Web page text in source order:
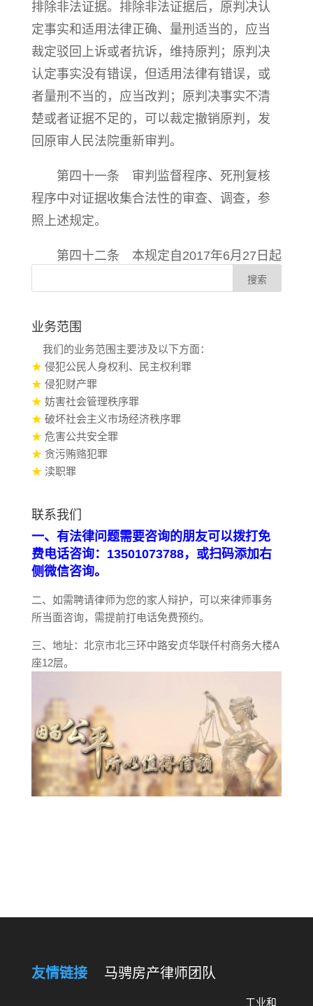
排除非法证据。排除非法证据后，原判决认
定事实和适用法律正确、量刑适当的，应当
裁定驳回上诉或者抗诉，维持原判；原判决
认定事实没有错误，但适用法律有错误，或
者量刑不当的，应当改判；原判决事实不清
楚或者证据不足的，可以裁定撤销原判，发
回原审人民法院重新审判。
第四十一条 审判监督程序、死刑复核
程序中对证据收集合法性的审查、调查，参
照上述规定。
第四十二条 本规定自2017年6月27日起
业务范围
我们的业务范围主要涉及以下方面：
★ 侵犯公民人身权利、民主权利罪
★ 侵犯财产罪
★ 妨害社会管理秩序罪
★ 破坏社会主义市场经济秩序罪
★ 危害公共安全罪
★ 贪污贿赂犯罪
★ 渎职罪
联系我们
一、有法律问题需要咨询的朋友可以拨打免
费电话咨询：13501073788，或扫码添加右
侧微信咨询。
二、如需聘请律师为您的家人辩护，可以来律师事务
所当面咨询，需提前打电话免费预约。
三、地址：北京市北三环中路安贞华联仟村商务大楼A
座12层。
友情链接 马骋房产律师团队
工业和